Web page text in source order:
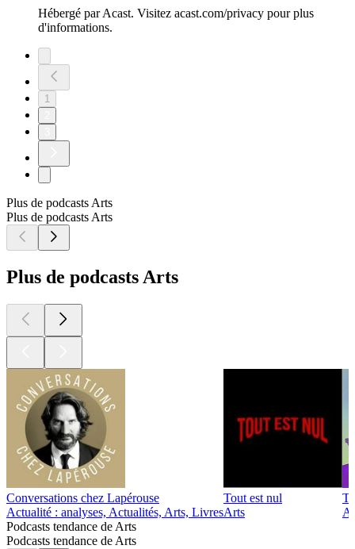
Hébergé par Acast. Visitez acast.com/privacy pour plus
d'informations.
1
Plus de podcasts Arts
Plus de podcasts Arts
Plus de podcasts Arts
Conversations chez Lapérouse
Actualité : analyses, Actualités, Arts, Livres
Tout est nul
Arts
Podcasts tendance de Arts
Podcasts tendance de Arts